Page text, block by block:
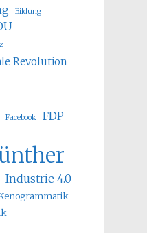
Bildung
Revolution
Facebook FDP
Industrie 4.0